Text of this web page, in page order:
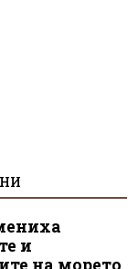
и
на морето